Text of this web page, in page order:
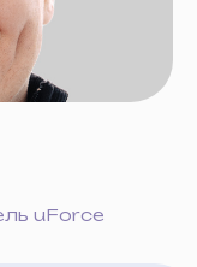
uForce